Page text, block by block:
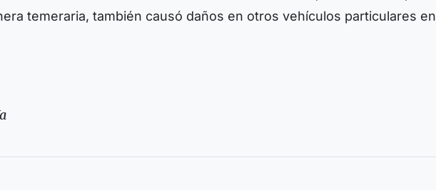
temeraria, también causó daños en otros vehículos particulares en